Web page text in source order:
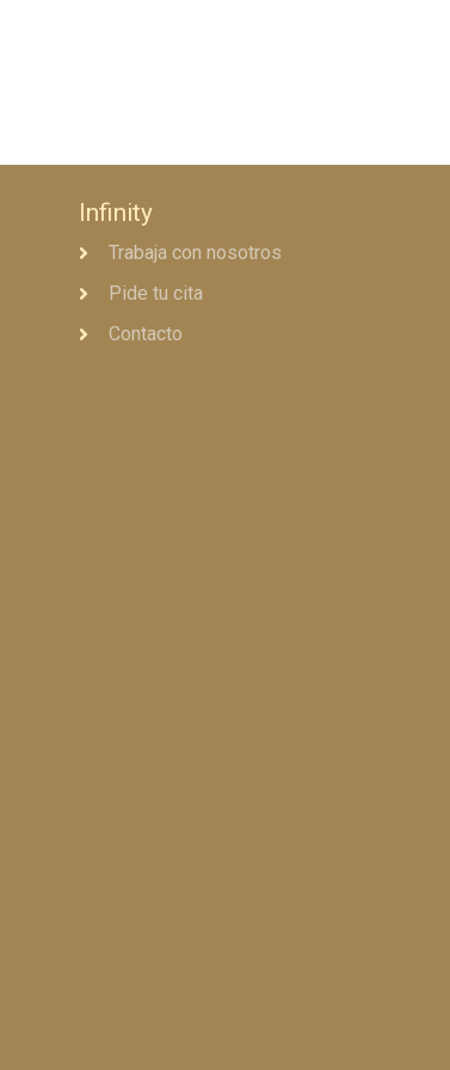
Infinity
Trabaja con nosotros
Pide tu cita
Contacto